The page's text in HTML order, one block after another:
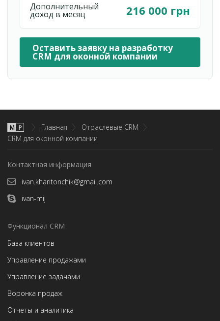
Дополнительный
доход в месяц 216 000 грн
Оставить заявку на разработку
CRM для оконной компании
М P Главная
Отраслевые CRM
CRM для оконной компании
Контактная информация
ivan.kharitonchik@gmail.com
ivan-mij
Функционал CRM
База клиентов
Управление продажами
Управление задачами
Воронка продаж
Отчеты и аналитика